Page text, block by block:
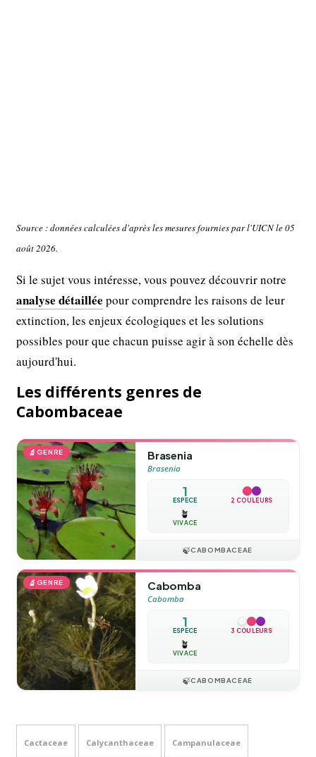
Source : données calculées d'après les mesures fournies par l'UICN le 05
août 2026.
Si le sujet vous intéresse, vous pouvez découvrir notre
analyse détaillée pour comprendre les raisons de leur
extinction, les enjeux écologiques et les solutions
possibles pour que chacun puisse agir à son échelle dès
aujourd'hui.
Les différents genres de
Cabombaceae
🔬 GENRE Brasenia
Brasenia
1
ESPÈCE 2 COULEURS
🪴
VIVACE
🍃CABOMBACEAE
🔬 GENRE Cabomba
Cabomba
1
ESPÈCE 3 COULEURS
🪴
VIVACE
🍃CABOMBACEAE
Cactaceae Calycanthaceae Campanulaceae